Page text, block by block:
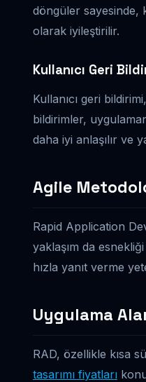
döngüler sayesinde,
olarak iyileştirilir.
Kullanıcı Geri
Kullanıcı geri
bildirimler,
daha iyi anlaşılır ve
Agile
Rapid Application
yaklaşım da
hızla yanıt verme
Uygulama
RAD, özellikle kısa
tasarımı fiyatları